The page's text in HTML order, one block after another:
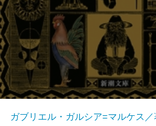
ガブリエル・ガルシア=マルケス